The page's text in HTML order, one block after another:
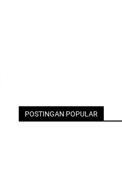
POSTINGAN POPULAR